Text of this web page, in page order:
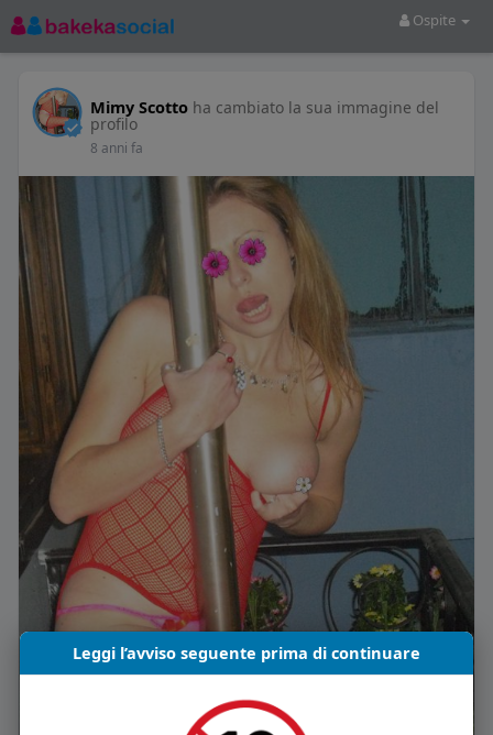
Ospite
Mimy Scotto ha cambiato la sua immagine del
profilo
8 anni fa
Leggi l’avviso seguente prima di continuare